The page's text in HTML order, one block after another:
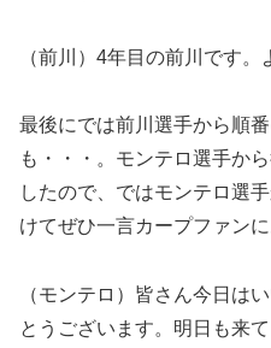
（前川）4年目の前川です。
最後にでは前川選手から順
も・・・。モンテロ選手か
したので、ではモンテロ選
けてぜひ一言カープファンに
（モンテロ）皆さん今日は
とうございます。明日も来て